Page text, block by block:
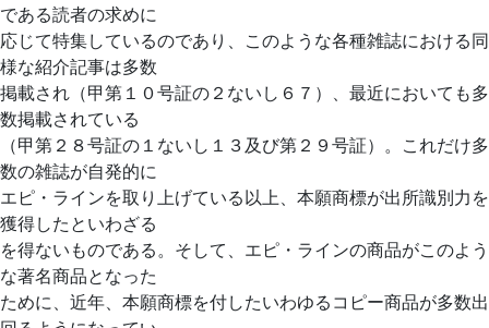
である読者の求めに
応じて特集しているのであり、このような各種雑誌における同
様な紹介記事は多数
掲載され（甲第１０号証の２ないし６７）、最近においても多
数掲載されている
（甲第２８号証の１ないし１３及び第２９号証）。これだけ多
数の雑誌が自発的に
エピ・ラインを取り上げている以上、本願商標が出所識別力を
獲得したといわざる
を得ないものである。そして、エピ・ラインの商品がこのよう
な著名商品となった
ために、近年、本願商標を付したいわゆるコピー商品が多数出